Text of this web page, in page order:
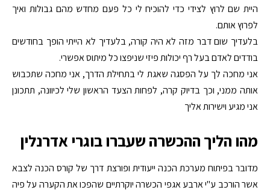
היית שם לרוץ לצידי כדי להוכיח לי כל פעם מחדש מהם גבולות ואיך
לפרוץ אותם.
בלעדיך שום דבר מזה לא היה קורה, בלעדיך לא הייתי הופך בחודשים
בודדים לאדם בעל רף יכולות פיזי שניפצו כל מיתוס אפשרי.
אני מחכה לך על הפסגה שאגת לי בתחילת הדרך, אני מחכה שתכבוש
אותה ממני, וכך בדיוק קרה, לפחות הצעד הראשון שלי לכיוונה, תתכונן
אני מגיע וישירות אליך
מהו הליך ההכשרה שעברו בוגרי אדרנלין
מדובר בפיתוח מערכת הכנה ייעודית ופורצת דרך של קורס הכנה לצבא
אשר הורכב ע"י ארבע אגפי הכשרה יוקרתיים שהפכו את הקערה על פיה